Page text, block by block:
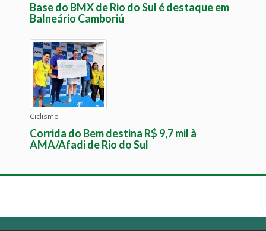
Base do BMX de Rio do Sul é destaque em
Balneário Camboriú
Ciclismo
Corrida do Bem destina R$ 9,7 mil à
AMA/Afadi de Rio do Sul